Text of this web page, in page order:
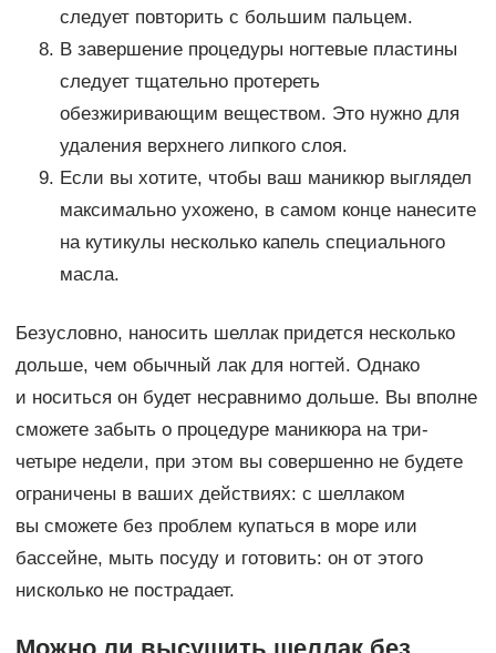
следует повторить с большим пальцем.
В завершение процедуры ногтевые пластины
следует тщательно протереть
обезжиривающим веществом. Это нужно для
удаления верхнего липкого слоя.
Если вы хотите, чтобы ваш маникюр выглядел
максимально ухожено, в самом конце нанесите
на кутикулы несколько капель специального
масла.
Безусловно, наносить шеллак придется несколько
дольше, чем обычный лак для ногтей. Однако
и носиться он будет несравнимо дольше. Вы вполне
сможете забыть о процедуре маникюра на три-
четыре недели, при этом вы совершенно не будете
ограничены в ваших действиях: с шеллаком
вы сможете без проблем купаться в море или
бассейне, мыть посуду и готовить: он от этого
нисколько не пострадает.